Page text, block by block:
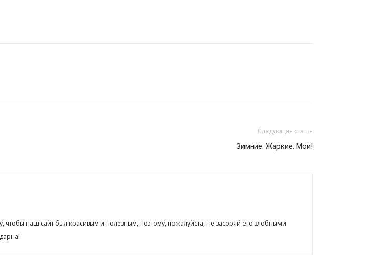
Следующая статья
Зимние. Жаркие. Мои!
чтобы наш сайт был красивым и полезным, поэтому, пожалуйста, не засоряй его злобными